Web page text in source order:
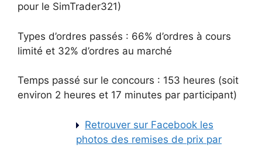
pour le SimTrader321)
Types d’ordres passés : 66% d’ordres à cours
limité et 32% d’ordres au marché
Temps passé sur le concours : 153 heures (soit
environ 2 heures et 17 minutes par participant)
Retrouver sur Facebook les
photos des remises de prix par